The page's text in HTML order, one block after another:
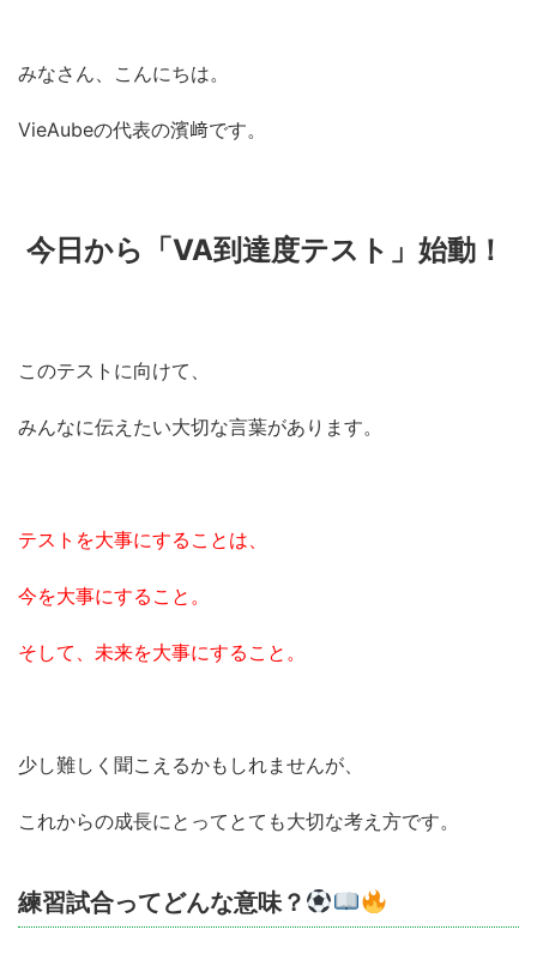
みなさん、こんにちは。
VieAubeの代表の濱﨑です。
今日から「VA到達度テスト」始動！
このテストに向けて、
みんなに伝えたい大切な言葉があります。
テストを大事にすることは、
今を大事にすること。
そして、未来を大事にすること。
少し難しく聞こえるかもしれませんが、
これからの成長にとってとても大切な考え方です。
練習試合ってどんな意味？